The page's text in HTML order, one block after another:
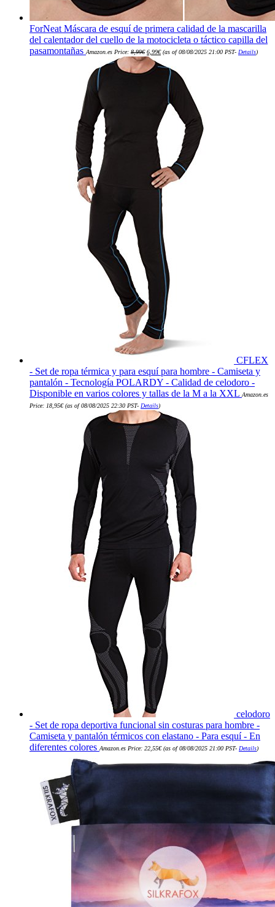
ForNeat Máscara de esquí de primera calidad de la mascarilla
del calentador del cuello de la motocicleta o táctico capilla del
pasamontañas Amazon.es Price: 8,99€ precio
original
era:
8,99€.
6,99€precio
es:
6,99€.
(as of 08/08/2025 21:00 PST- Details)
CFLEX
- Set de ropa térmica y para esquí para hombre - Camiseta y
pantalón - Tecnología POLARDY - Calidad de celodoro -
Disponible en varios colores y tallas de la M a la XXL Amazon.es
Price: 18,95€(as of 08/08/2025 22:30 PST- Details)
celodoro
- Set de ropa deportiva funcional sin costuras para hombre -
Camiseta y pantalón térmicos con elastano - Para esquí - En
diferentes colores Amazon.es Price: 22,55€(as of 08/08/2025 21:00 PST- Details)